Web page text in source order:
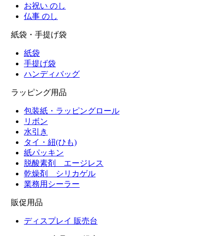
お祝い のし
仏事 のし
紙袋・手提げ袋
紙袋
手提げ袋
ハンディバッグ
ラッピング用品
包装紙・ラッピングロール
リボン
水引き
タイ・紐(ひも)
紙パッキン
脱酸素剤 エージレス
乾燥剤 シリカゲル
業務用シーラー
販促用品
ディスプレイ 販売台